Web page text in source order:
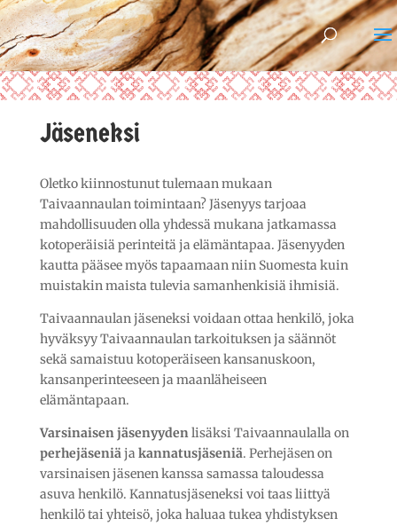
Jäseneksi
Oletko kiinnostunut tulemaan mukaan
Taivaannaulan toimintaan? Jäsenyys tarjoaa
mahdollisuuden olla yhdessä mukana jatkamassa
kotoperäisiä perinteitä ja elämäntapaa. Jäsenyyden
kautta pääsee myös tapaamaan niin Suomesta kuin
muistakin maista tulevia samanhenkisiä ihmisiä.
Taivaannaulan jäseneksi voidaan ottaa henkilö, joka
hyväksyy Taivaannaulan tarkoituksen ja säännöt
sekä samaistuu kotoperäiseen kansanuskoon,
kansanperinteeseen ja maanläheiseen
elämäntapaan.
Varsinaisen jäsenyydenlisäksi Taivaannaulalla on
perhejäseniäja kannatusjäseniä. Perhejäsen on
varsinaisen jäsenen kanssa samassa taloudessa
asuva henkilö. Kannatusjäseneksi voi taas liittyä
henkilö tai yhteisö, joka haluaa tukea yhdistyksen